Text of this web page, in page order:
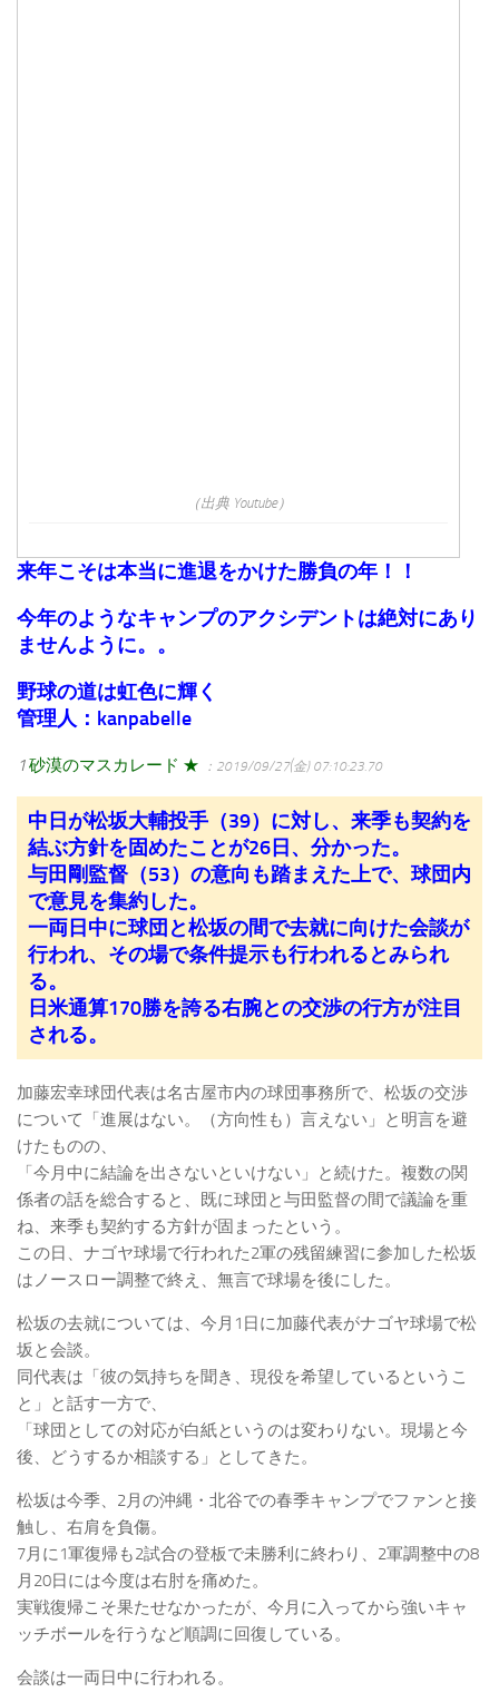
（出典 Youtube）
来年こそは本当に進退をかけた勝負の年！！
今年のようなキャンプのアクシデントは絶対にあり
ませんように。。
野球の道は虹色に輝く
管理人：kanpabelle
1砂漠のマスカレード ★ ：2019/09/27(金) 07:10:23.70
中日が松坂大輔投手（39）に対し、来季も契約を
結ぶ方針を固めたことが26日、分かった。
与田剛監督（53）の意向も踏まえた上で、球団内
で意見を集約した。
一両日中に球団と松坂の間で去就に向けた会談が
行われ、その場で条件提示も行われるとみられ
る。
日米通算170勝を誇る右腕との交渉の行方が注目
される。
加藤宏幸球団代表は名古屋市内の球団事務所で、松坂の交渉
について「進展はない。（方向性も）言えない」と明言を避
けたものの、
「今月中に結論を出さないといけない」と続けた。複数の関
係者の話を総合すると、既に球団と与田監督の間で議論を重
ね、来季も契約する方針が固まったという。
この日、ナゴヤ球場で行われた2軍の残留練習に参加した松坂
はノースロー調整で終え、無言で球場を後にした。
松坂の去就については、今月1日に加藤代表がナゴヤ球場で松
坂と会談。
同代表は「彼の気持ちを聞き、現役を希望しているというこ
と」と話す一方で、
「球団としての対応が白紙というのは変わりない。現場と今
後、どうするか相談する」としてきた。
松坂は今季、2月の沖縄・北谷での春季キャンプでファンと接
触し、右肩を負傷。
7月に1軍復帰も2試合の登板で未勝利に終わり、2軍調整中の8
月20日には今度は右肘を痛めた。
実戦復帰こそ果たせなかったが、今月に入ってから強いキャ
ッチボールを行うなど順調に回復している。
会談は一両日中に行われる。